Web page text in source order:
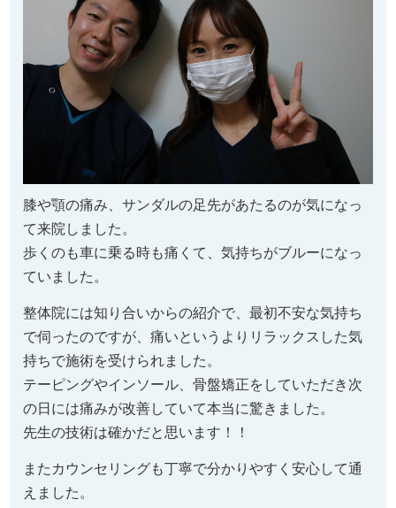
膝や顎の痛み、サンダルの足先があたるのが気になっ
て来院しました。
歩くのも車に乗る時も痛くて、気持ちがブルーになっ
ていました。
整体院には知り合いからの紹介で、最初不安な気持ち
で伺ったのですが、痛いというよりリラックスした気
持ちで施術を受けられました。
テーピングやインソール、骨盤矯正をしていただき次
の日には痛みが改善していて本当に驚きました。
先生の技術は確かだと思います！！
またカウンセリングも丁寧で分かりやすく安心して通
えました。